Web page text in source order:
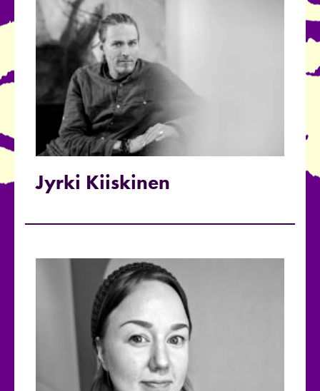
Jyrki Kiiskinen